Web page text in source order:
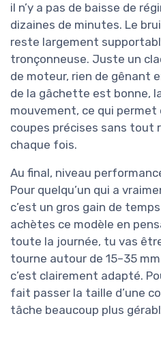
il n’y a pas de baisse de
dizaines de minutes. Le
reste largement
tronçonneuse. Juste un
de moteur, rien de gênant
de la gâchette est bonne,
mouvement, ce qui
coupes précises sans tout
chaque fois.
Au final, niveau
Pour quelqu’un qui a
c’est un gros gain de
achètes ce modèle en
toute la journée, tu vas
tourne autour de 15–35
c’est clairement adapté.
fait passer la taille d’une
tâche beaucoup plus